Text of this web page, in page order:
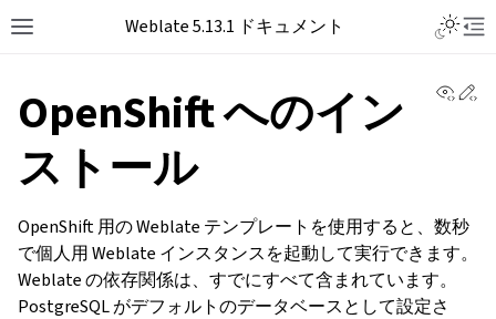
Toggle site navigation sidebar
Weblate 5.13.1 ドキュメント
OpenShift へのイン
ストール
OpenShift 用の Weblate テンプレートを使用すると、数秒
で個人用 Weblate インスタンスを起動して実行できます。
Weblate の依存関係は、すでにすべて含まれています。
PostgreSQL がデフォルトのデータベースとして設定さ